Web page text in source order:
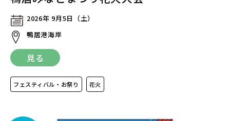
2026年 9月5日（土）
鴨居港海岸
見る
フェスティバル・お祭り 花火